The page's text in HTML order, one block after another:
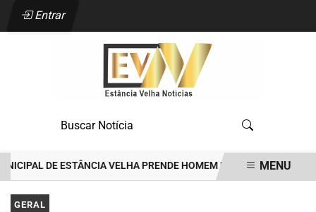
Entrar
DE ESTÂNCIA VELHA PRENDE HOMEM POR TENTATIVA DE
EM ALTA
MENU
GERAL